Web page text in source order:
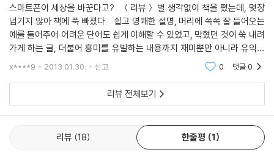
온 것임을 깨닫게 된다. 사고력을 키워 스스로 판단할 수 있는 힘을 기를 수
있도록 이끈다. 다양한 분야의 지식은 다채로운 세상을 입체적으로 이해하
는 데 큰 힘이 될 것이다. 「주니어 대학」 시리즈는 지식을 쌓아 전문가의 길
로 도약하고자 하는 청소년들에게 친절한 안내서 역할을 해 줄 수 있는 책
이다.
3권 스마트폰이 세상을 바꾼다고? - 신문 방송학
신문, TV, 인터넷 등 일상생활에서 늘 가까이 대하는 매스컴을 연구하는
신문 방송학에 대해서 알아본다. 소수를 위한 미디어가 대중을 위한 매체
스마트폰이 세상을 바꾼다고? ＜리뷰＞ 별 생각없이 책을 폈는데, 몇장
넘기지 않아 책에 푹 빠졌다. 쉽고 명쾌한 설명, 머리에 쏙쏙 잘 들어오는
예를 들어주어 어려운 단어도 쉽게 이해할 수 있었고, 막혔던 것이 쑥 내려
가게 하는 글, 더불어 흥미를 유발하는 내용까지 재미뿐만 아니라 유익한
책에 꼭 필요한 조건을 이책은 모두 갖추고 있다. 내가 느꼈던 것은 미
x****9 2013.01.30. 신고 0 댓글0
리뷰 전체보기
리뷰 18 한줄평 1